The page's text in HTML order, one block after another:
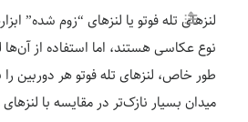
لنزهای تله فوتو یا لنزهای “زوم شده”
نوع عکاسی هستند، اما استفاده از آن‌ها
طور خاص، لنزهای تله فوتو هر دوربین
میدان بسیار نازک‌تر در مقایسه با